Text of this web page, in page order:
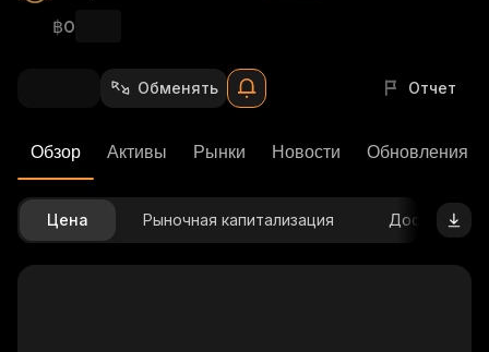
7
฿0
Обменять Отчет
Обзор Активы Рынки Новости Обновления
Цена Рыночная капитализация Доступное